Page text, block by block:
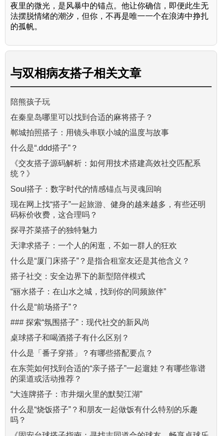
夜里的微光，是风暴中的锚点。他让你确信，即便此生无
法摆脱情绪的潮汐，但你，不再是唯一一个在浪涛中挣扎
的孤帆。
与双相病友搭子相关文章
陪熊孩子玩
在秦皇岛哪里可以找到合适的麻将搭子？
郸城拍照搭子：用镜头串联小城的温度与故事
什么是“.ddd搭子”？
《交友搭子源码解析：如何用技术搭建高效社交匹配系
统？》
Soul搭子：数字时代的情感锚点与灵魂回响
现在网上找“搭子”一起旅游、健身的越来越多，有些还明
码标价收费，这合理吗？
探寻芥菜搭子的独特魅力
天津求搭子：一个人的闲逛，不如一群人的狂欢
什么是“厦门床搭子”？是指合租室友还是其他含义？
搭子社交：安全边界下的新型陪伴模式
“丽水搭子：在山水之城，找到你的同频旅伴”
什么是“前场搭子”？
### 探索“氛围搭子”：现代社交的新风尚
桌球搭子和喝酒搭子有什么区别？
什么是「番子穿搭」？有哪些搭配要点？
在东莞如何找到合适的“亲子搭子”一起遛娃？有哪些靠谱
的渠道或活动推荐？
“大连牌搭子：市井烟火里的默契江湖”
什么是“烧饭搭子”？和朋友一起做饭有什么特别的乐趣
吗？